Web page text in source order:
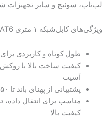
لپ‌تاپ، سوئیچ و سایر تجهیزات
ویژگی‌های کابل‌شبکه ۱ متری CAT6 پی‌نت:
طول کوتاه و کاربردی
کیفیت ساخت بالا با
آسیب
پشتیبانی از پهنای باند تا ۲۵۰ مگاهرتز
کیفیت بالا